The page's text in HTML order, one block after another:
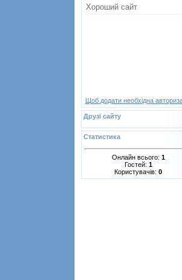
Щоб додати необхідна
Друзі сайту
Статистика
Онлайн всього: 1
Гостей: 1
Користувачів: 0